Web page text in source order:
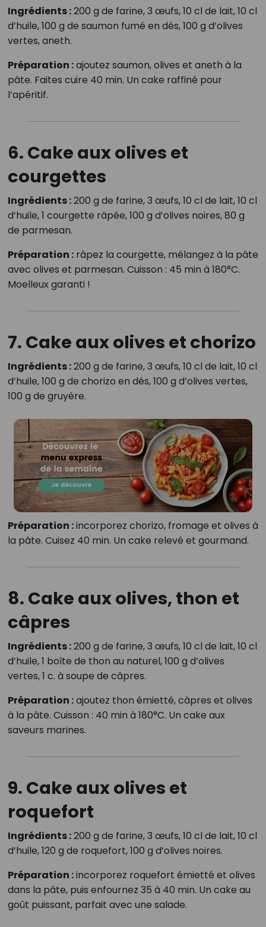
Ingrédients :200 g de farine, 3 œufs, 10 cl de lait, 10 cl
d’huile, 100 g de saumon fumé en dés, 100 g d’olives
vertes, aneth.
Préparation :ajoutez saumon, olives et aneth à la
pâte. Faites cuire 40 min. Un cake raffiné pour
l’apéritif.
6. Cake aux olives et
courgettes
Ingrédients :200 g de farine, 3 œufs, 10 cl de lait, 10 cl
d’huile, 1 courgette râpée, 100 g d’olives noires, 80 g
de parmesan.
Préparation :râpez la courgette, mélangez à la pâte
avec olives et parmesan. Cuisson : 45 min à 180°C.
Moelleux garanti !
7. Cake aux olives et chorizo
Ingrédients :200 g de farine, 3 œufs, 10 cl de lait, 10 cl
d’huile, 100 g de chorizo en dés, 100 g d’olives vertes,
100 g de gruyère.
Préparation :incorporez chorizo, fromage et olives à
la pâte. Cuisez 40 min. Un cake relevé et gourmand.
8. Cake aux olives, thon et
câpres
Ingrédients :200 g de farine, 3 œufs, 10 cl de lait, 10 cl
d’huile, 1 boîte de thon au naturel, 100 g d’olives
vertes, 1 c. à soupe de câpres.
Préparation :ajoutez thon émietté, câpres et olives
à la pâte. Cuisson : 40 min à 180°C. Un cake aux
saveurs marines.
9. Cake aux olives et
roquefort
Ingrédients :200 g de farine, 3 œufs, 10 cl de lait, 10 cl
d’huile, 120 g de roquefort, 100 g d’olives noires.
Préparation :incorporez roquefort émietté et olives
dans la pâte, puis enfournez 35 à 40 min. Un cake au
goût puissant, parfait avec une salade.